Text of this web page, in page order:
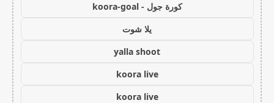
كورة جول - koora-goal
يلا شوت
yalla shoot
koora live
koora live